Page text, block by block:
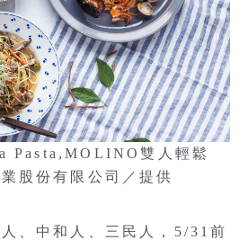
雙人輕鬆
股份有限公司／提供
、中和人、三民人，5/31前